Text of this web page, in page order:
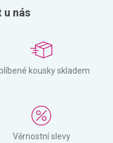
u nás
kousky skladem
Věrnostní slevy